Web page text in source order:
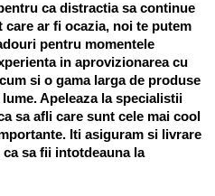
ca distractia sa continue
ar fi ocazia, noi te putem
pentru momentele
in aprovizionarea cu
si o gama larga de produse
Apeleaza la specialistii
sa afli care sunt cele mai cool
Iti asiguram si livrare
sa fii intotdeauna la